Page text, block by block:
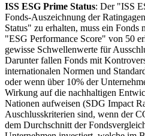
ISS ESG Prime Status: Der "ISS
Fonds-Auszeichnung der
Status" zu erhalten, muss ein Fonds
"ESG Performance Score" von 50
gewisse Schwellenwerte für
Darunter fallen Fonds mit
internationalen Normen und
oder wenn über 10% der
Wirkung auf die nachhaltigen
Nationen aufweisen (SDG Impact
Auschlusskriterien sind, wenn der
dem Durchschnitt der